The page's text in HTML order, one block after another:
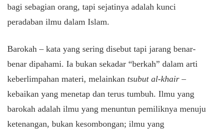
bagi sebagian orang, tapi sejatinya adalah kunci
peradaban ilmu dalam Islam.
Barokah – kata yang sering disebut tapi jarang benar-
benar dipahami. Ia bukan sekadar “berkah” dalam arti
keberlimpahan materi, melainkan tsubut al-khair –
kebaikan yang menetap dan terus tumbuh. Ilmu yang
barokah adalah ilmu yang menuntun pemiliknya menuju
ketenangan, bukan kesombongan; ilmu yang